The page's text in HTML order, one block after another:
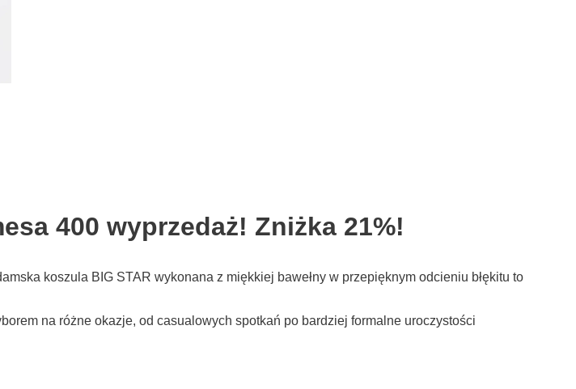
400 wyprzedaż! Zniżka 21%!
koszula BIG STAR wykonana z miękkiej bawełny w przepięknym odcieniu błękitu to
na różne okazje, od casualowych spotkań po bardziej formalne uroczystości